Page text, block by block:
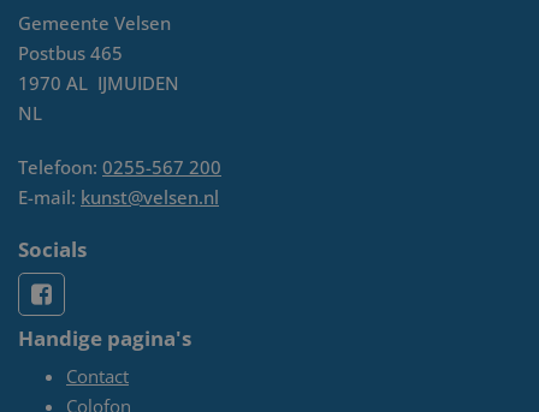
Gemeente Velsen
Postbus 465
1970 AL IJMUIDEN
NL
Telefoon: 0255-567 200
E-mail: kunst@velsen.nl
Socials
Handige pagina's
Contact
Colofon